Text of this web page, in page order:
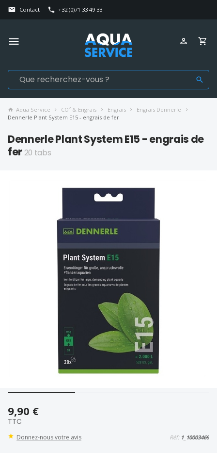
Contact +32 (0)71 33 49 33
Aqua Service CO² & Engrais Engrais
Engrais Dennerle
Dennerle Plant System E15 - engrais de fer
Dennerle Plant System E15 - engrais de
fer20 tabs
9,90 €
TTC
Donnez-nous votre avis Réf: 1_10003469